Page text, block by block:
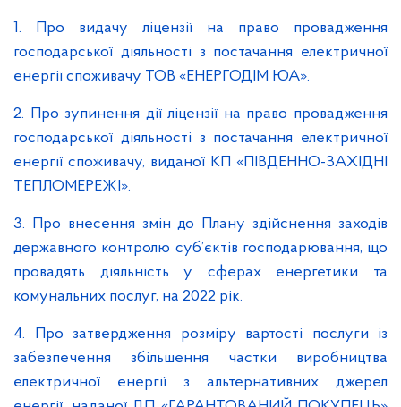
1. Про видачу ліцензії на право провадження
господарської діяльності з постачання електричної
енергії споживачу ТОВ «ЕНЕРГОДІМ ЮА».
2. Про зупинення дії ліцензії на право провадження
господарської діяльності з постачання електричної
енергії споживачу, виданої КП «ПІВДЕННО-ЗАХІДНІ
ТЕПЛОМЕРЕЖІ».
3. Про внесення змін до Плану здійснення заходів
державного контролю суб’єктів господарювання, що
провадять діяльність у сферах енергетики та
комунальних послуг, на 2022 рік.
4. Про затвердження розміру вартості послуги із
забезпечення збільшення частки виробництва
електричної енергії з альтернативних джерел